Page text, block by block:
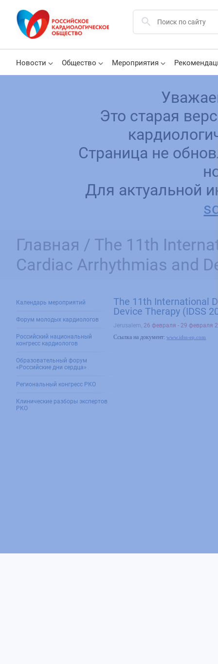
Новости Общество Мероприятия
Это старая
Страница не
Для актуальной
Главная / The 11th
Cardiac Arrhythmias and
Календарь мероприятий
Форум молодых кардиологов
Российский национальный
конгресс кардиологов
Образовательный форум
«Российские дни сердца»
Региональный конгресс РКО
Клинические разборы экспертов
РКО
The 11th International
Device Therapy (IDSS
Jerusalem, 26 февраля - 29 февраля
Ссылка на документ:www.idss-ep.com